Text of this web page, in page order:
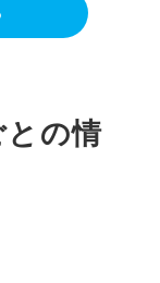
との情